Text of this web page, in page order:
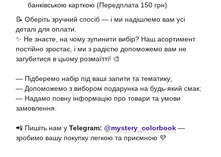
банківською карткою (Передплата 150 грн)
📝 Оберіть зручний спосіб — і ми надішлемо вам усі
деталі для оплати.
✨ Не знаєте, на чому зупинити вибір? Наш асортимент
постійно зростає, і ми з радістю допоможемо вам не
загубитися в цьому розмаїтті! 🎨
— Підберемо набір під ваші запити та тематику;
— Допоможемо з вибором подарунка на будь-який смак;
— Надамо повну інформацію про товари та умови
замовлення.
📲 Пишіть нам у Telegram: @mystery_colorbook —
зробимо вашу покупку легкою та приємною 💜